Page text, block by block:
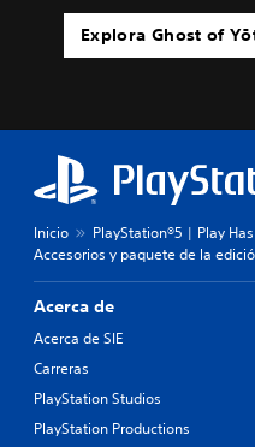
Explora Ghost of
Inicio
PlayStation®5 | Play
Accesorios y paquete de la
Acerca de
Acerca de SIE
Carreras
PlayStation Studios
PlayStation Productions